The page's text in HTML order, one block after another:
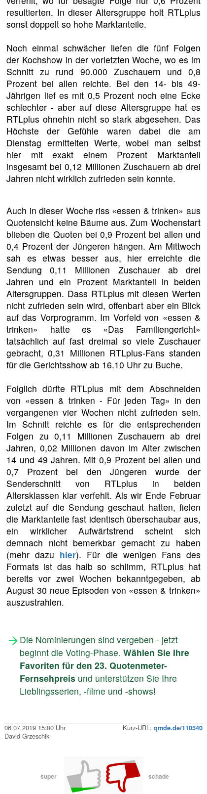
resultierten. In dieser Altersgruppe holt RTLplus
sonst doppelt so hohe Marktanteile.
Noch einmal schwächer liefen die fünf Folgen
der Kochshow in der vorletzten Woche, wo es im
Schnitt zu rund 90.000 Zuschauern und 0,8
Prozent bei allen reichte. Bei den 14- bis 49-
Jährigen lief es mit 0,5 Prozent noch eine Ecke
schlechter - aber auf diese Altersgruppe hat es
RTLplus ohnehin nicht so stark abgesehen. Das
Höchste der Gefühle waren dabei die am
Dienstag ermittelten Werte, wobei man selbst
hier mit exakt einem Prozent Marktanteil
insgesamt bei 0,12 Millionen Zuschauern ab drei
Jahren nicht wirklich zufrieden sein konnte.
Auch in dieser Woche riss «essen & trinken» aus
Quotensicht keine Bäume aus. Zum Wochenstart
blieben die Quoten bei 0,9 Prozent bei allen und
0,4 Prozent der Jüngeren hängen. Am Mittwoch
sah es etwas besser aus, hier erreichte die
Sendung 0,11 Millionen Zuschauer ab drei
Jahren und ein Prozent Marktanteil in beiden
Altersgruppen. Dass RTLplus mit diesen Werten
nicht zufrieden sein wird, offenbart aber ein Blick
auf das Vorprogramm. Im Vorfeld von «essen &
trinken» hatte es «Das Familiengericht»
tatsächlich auf fast dreimal so viele Zuschauer
gebracht, 0,31 Millionen RTLplus-Fans standen
für die Gerichtsshow ab 16.10 Uhr zu Buche.
Folglich dürfte RTLplus mit dem Abschneiden
von «essen & trinken - Für jeden Tag» in den
vergangenen vier Wochen nicht zufrieden sein.
Im Schnitt reichte es für die entsprechenden
Folgen zu 0,11 Millionen Zuschauern ab drei
Jahren, 0,02 Millionen davon im Alter zwischen
14 und 49 Jahren. Mit 0,9 Prozent bei allen und
0,7 Prozent bei den Jüngeren wurde der
Senderschnitt von RTLplus in beiden
Altersklassen klar verfehlt. Als wir Ende Februar
zuletzt auf die Sendung geschaut hatten, fielen
die Marktanteile fast identisch überschaubar aus,
ein wirklicher Aufwärtstrend scheint sich
demnach nicht bemerkbar gemacht zu haben
(mehr dazu hier). Für die wenigen Fans des
Formats ist das halb so schlimm, RTLplus hat
bereits vor zwei Wochen bekanntgegeben, ab
August 30 neue Episoden von «essen & trinken»
auszustrahlen.
Die Nominierungen sind vergeben - jetzt
beginnt die Voting-Phase. Wählen Sie Ihre
Favoriten für den 23. Quotenmeter-
Fernsehpreis und unterstützen Sie Ihre
Lieblingsserien, -filme und -shows!
06.07.2019 15:00 Uhr Kurz-URL: qmde.de/110540
David Grzeschik
super schade